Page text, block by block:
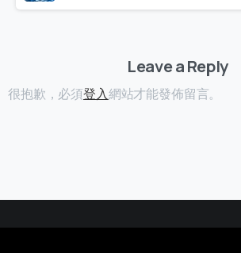
Leave a Reply
很抱歉，必須登入網站才能發佈留言。